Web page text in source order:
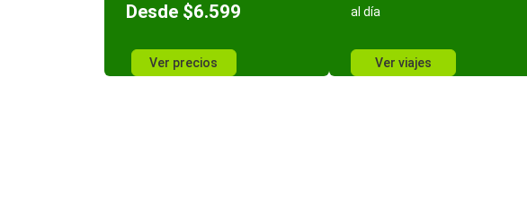
Desde $6.599
Ver precios
al día
Ver viajes